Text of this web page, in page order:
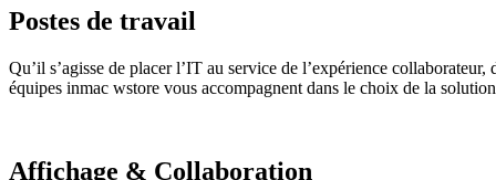
Postes de travail
Qu’il s’agisse de placer l’IT au service de l’expérience
équipes inmac wstore vous accompagnent dans le choix de la
Affichage & Collaboration